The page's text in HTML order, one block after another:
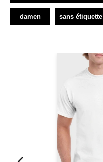
damen sans étiquette